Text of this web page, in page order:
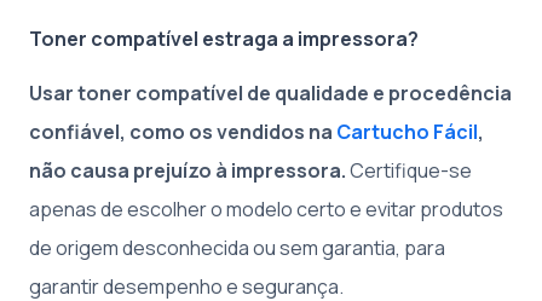
Toner compatível estraga a impressora?
Usar toner compatível de qualidade e procedência
confiável, como os vendidos na Cartucho Fácil,
não causa prejuízo à impressora.Certifique-se
apenas de escolher o modelo certo e evitar produtos
de origem desconhecida ou sem garantia, para
garantir desempenho e segurança.